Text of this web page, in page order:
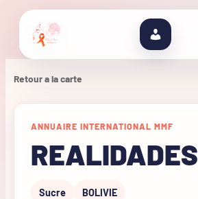
Retour a la carte
ANNUAIRE INTERNATIONAL MMF
REALIDADES
Sucre BOLIVIE